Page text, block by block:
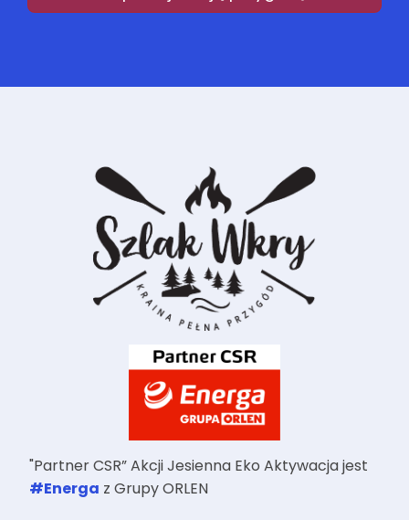
"Partner CSR” Akcji Jesienna Eko Aktywacja jest
#Energa z Grupy ORLEN